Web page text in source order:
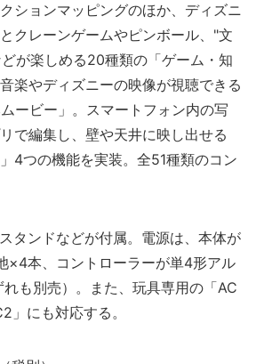
ションマッピングのほか、ディズニ
クレーンゲームやピンボール、"文
が楽しめる20種類の「ゲーム・知
楽やディズニーの映像が視聴できる
ービー」。スマートフォン内の写
で編集し、壁や天井に映し出せる
4つの機能を実装。全51種類のコン
タンドなどが付属。電源は、本体が
×4本、コントローラーが単4形アル
も別売）。また、玩具専用の「AC
」にも対応する。